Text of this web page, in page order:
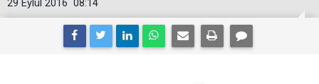
08:14
29 Eylül 2016